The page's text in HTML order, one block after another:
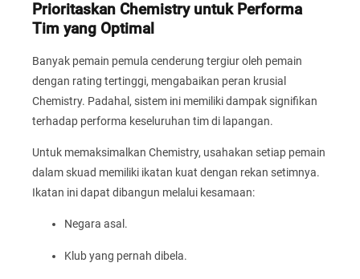
Prioritaskan Chemistry untuk Performa
Tim yang Optimal
Banyak pemain pemula cenderung tergiur oleh pemain
dengan rating tertinggi, mengabaikan peran krusial
Chemistry. Padahal, sistem ini memiliki dampak signifikan
terhadap performa keseluruhan tim di lapangan.
Untuk memaksimalkan Chemistry, usahakan setiap pemain
dalam skuad memiliki ikatan kuat dengan rekan setimnya.
Ikatan ini dapat dibangun melalui kesamaan:
Negara asal.
Klub yang pernah dibela.